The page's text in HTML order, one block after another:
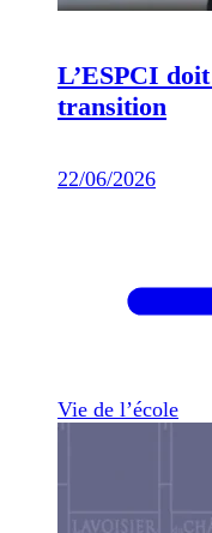
L’ESPCI
transition
22/06/2026
Vie de l’école